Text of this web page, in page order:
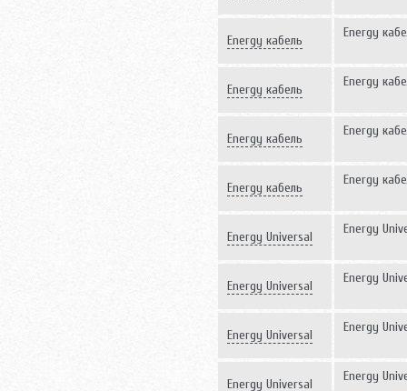
Energy кабель
Energy
Energy кабель
Energy
Energy кабель
Energy
Energy кабель
Energy
Energy Universal
Energy
Energy Universal
Energy
Energy Universal
Energy
Energy Universal
Energy